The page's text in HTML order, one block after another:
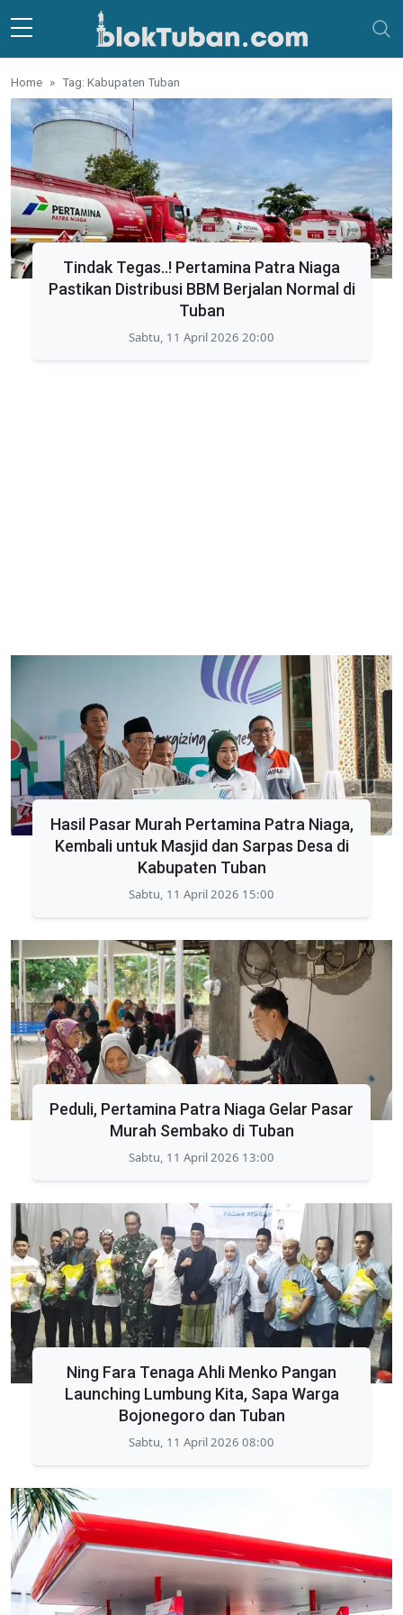
Skip to main content
Home Tag: Kabupaten Tuban
Tindak Tegas..! Pertamina Patra Niaga
Pastikan Distribusi BBM Berjalan Normal di
Tuban
Sabtu, 11 April 2026 20:00
Hasil Pasar Murah Pertamina Patra Niaga,
Kembali untuk Masjid dan Sarpas Desa di
Kabupaten Tuban
Sabtu, 11 April 2026 15:00
Peduli, Pertamina Patra Niaga Gelar Pasar
Murah Sembako di Tuban
Sabtu, 11 April 2026 13:00
Ning Fara Tenaga Ahli Menko Pangan
Launching Lumbung Kita, Sapa Warga
Bojonegoro dan Tuban
Sabtu, 11 April 2026 08:00